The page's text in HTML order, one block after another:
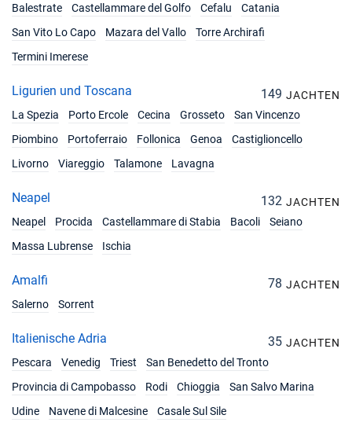
Balestrate
Castellammare del Golfo Cefalu
Catania
San Vito Lo Capo
Mazara del Vallo
Torre Archirafi
Termini Imerese
Ligurien und Toscana 149 JACHTEN
La Spezia
Porto Ercole Cecina Grosseto
San Vincenzo
Piombino
Portoferraio Follonica Genoa
Castiglioncello
Livorno
Viareggio Talamone Lavagna
Neapel 132 JACHTEN
Neapel
Procida Castellammare di Stabia Bacoli
Seiano
Massa Lubrense
Ischia
Amalfi 78 JACHTEN
Salerno
Sorrent
Italienische Adria 35 JACHTEN
Pescara
Venedig Triest
San Benedetto del Tronto
Provincia di Campobasso
Rodi Chioggia
San Salvo Marina
Udine
Navene di Malcesine
Casale Sul Sile